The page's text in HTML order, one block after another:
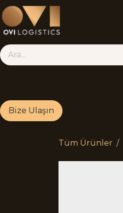
Skip to Content
Bize Ulaşın
Tüm Ürünler